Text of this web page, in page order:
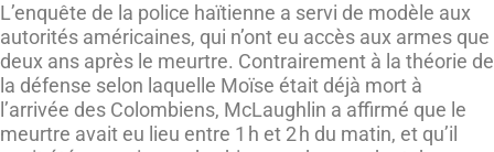
L’enquête de la police haïtienne a servi de modèle aux
autorités américaines, qui n’ont eu accès aux armes que
deux ans après le meurtre. Contrairement à la théorie de
la défense selon laquelle Moïse était déjà mort à
l’arrivée des Colombiens, McLaughlin a affirmé que le
meurtre avait eu lieu entre 1 h et 2 h du matin, et qu’il